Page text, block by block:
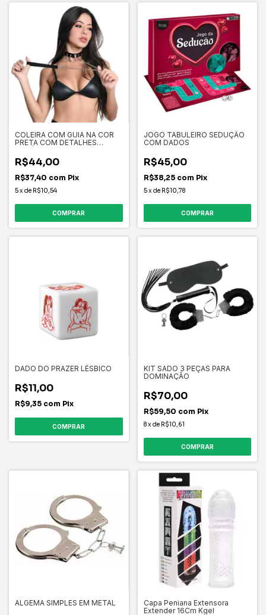
COLEIRA COM GUIA NA COR
PRETA COM DETALHES
R$44,00
R$37,40 com Pix
5xde R$10,54
JOGO TABULEIRO SEDUÇÃO
COM DADOS
R$45,00
R$38,25 com Pix
5xde R$10,78
DADO DO PRAZER LÉSBICO
R$11,00
R$9,35 com Pix
KIT SADO 3 PEÇAS PARA
DOMINAÇÃO
R$70,00
R$59,50 com Pix
8xde R$10,61
ALGEMA SIMPLES EM METAL
Capa Peniana Extensora
Extender 16Cm Kgel